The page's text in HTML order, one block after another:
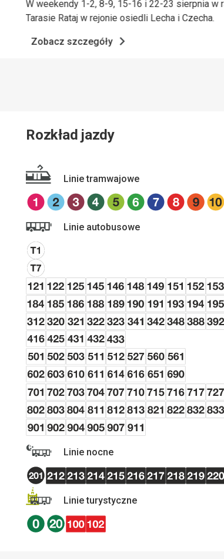
Zobacz szczegóły
W weekendy 1-2, 8-9, 15-16 i 22-23 sierpnia w
Tarasie Rataj w rejonie osiedli Lecha i Czecha.
Zobacz szczegóły
Zobacz szczegóły
Rozkład jazdy
Linie tramwajowe
Linie autobusowe
Linie nocne
Linie turystyczne